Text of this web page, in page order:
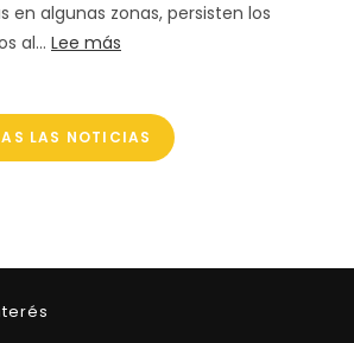
en algunas zonas, persisten los
al… Lee más
F
E
LAS NOTICIAS